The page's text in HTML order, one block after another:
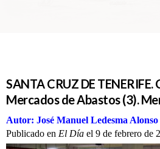
SANTA CRUZ DE TENERIFE.
Mercados de Abastos (3).
Autor: José Manuel Ledesma Alonso
Publicado en El Día el 9 de febrero de